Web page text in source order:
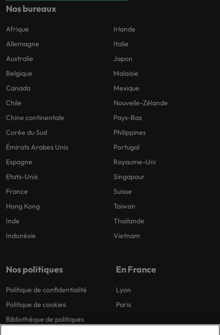
Nos bureaux
Afrique
Allemagne
Australie
Belgique
Canada
Chile
Chine continentale
Corée du Sud
Émirats Arabes Unis
Espagne
Etats-Unis
France
Hong Kong
Inde
Indonésie
Irlande
Italie
Japon
Malaisie
Mexique
Nouvelle-Zélande
Pays-Bas
Philippines
Portugal
Royaume-Uni
Singapour
Suisse
Taiwan
Thailande
Vietnam
Nos politiques
Politique de confidentialité
Politique de cookies
Bibliothèque de politiques
En France
Lyon
Paris